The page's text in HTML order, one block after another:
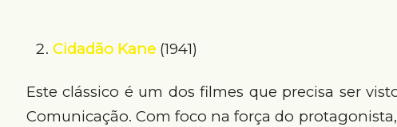
Cidadão Kane (1941)
Este clássico é um dos filmes que precisa ser
Comunicação. Com foco na força do